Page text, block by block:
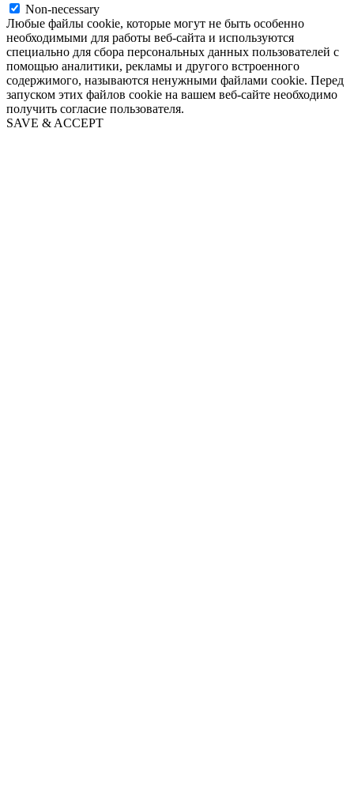
Non-necessary
Любые файлы cookie, которые могут не быть особенно
необходимыми для работы веб-сайта и используются
специально для сбора персональных данных пользователей с
помощью аналитики, рекламы и другого встроенного
содержимого, называются ненужными файлами cookie. Перед
запуском этих файлов cookie на вашем веб-сайте необходимо
получить согласие пользователя.
SAVE & ACCEPT